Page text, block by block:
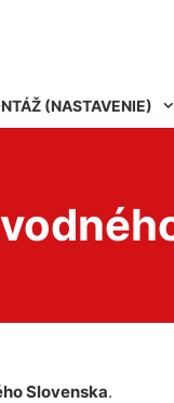
(NASTAVENIE)
Slovenska.